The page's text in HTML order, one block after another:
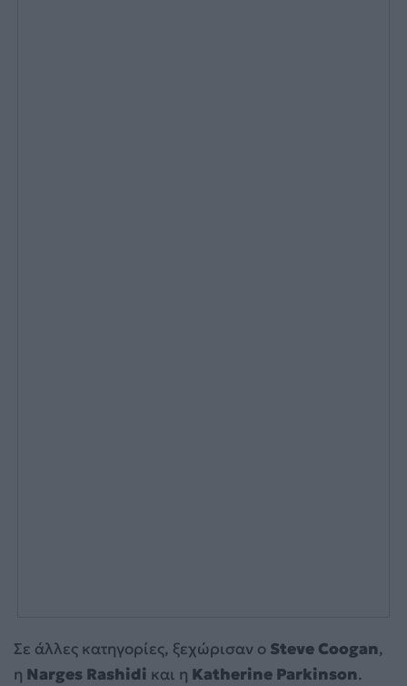
Σε άλλες κατηγορίες, ξεχώρισαν ο Steve Coogan,
η Narges Rashidi και η Katherine Parkinson.